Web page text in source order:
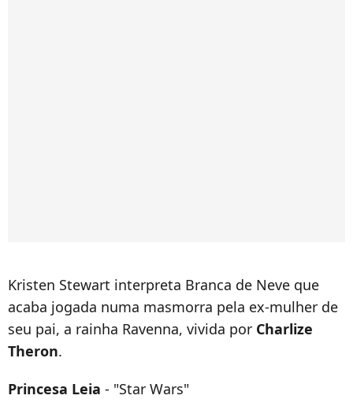
Kristen Stewart interpreta Branca de Neve que
acaba jogada numa masmorra pela ex-mulher de
seu pai, a rainha Ravenna, vivida por Charlize
Theron.
Princesa Leia - "Star Wars"